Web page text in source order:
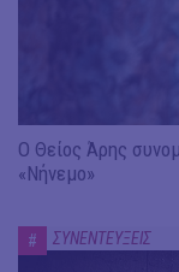
Ο Θείος Άρης
«Νήνεμο»
# ΣΥΝΕΝΤΕΥΞΕΙΣ